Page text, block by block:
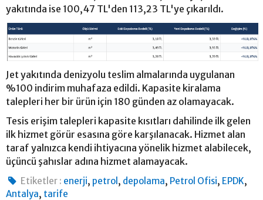
yakıtında ise 100,47 TL'den 113,23 TL'ye çıkarıldı.
Jet yakıtında denizyolu teslim almalarında uygulanan
%100 indirim muhafaza edildi. Kapasite kiralama
talepleri her bir ürün için 180 günden az olamayacak.
Tesis erişim talepleri kapasite kısıtları dahilinde ilk gelen
ilk hizmet görür esasına göre karşılanacak. Hizmet alan
taraf yalnızca kendi ihtiyacına yönelik hizmet alabilecek,
üçüncü şahıslar adına hizmet alamayacak.
Etiketler : enerji, petrol , depolama, Petrol Ofisi, EPDK,
Antalya, tarife